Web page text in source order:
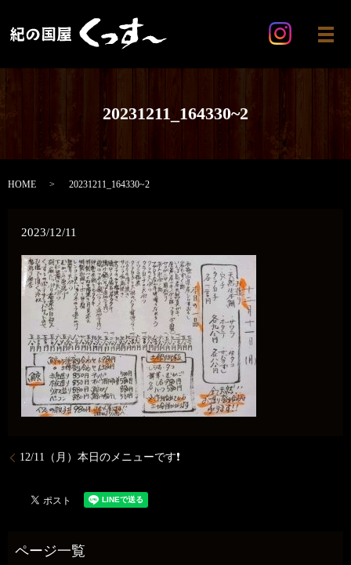
メ
20231211_164330~2
HOME 20231211_164330~2
2023/12/11
12/11（月）本日のメニューです❗